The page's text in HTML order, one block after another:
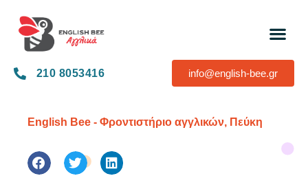
210 8053416 info@english-bee.gr
English Bee - Φροντιστήριο αγγλικών, Πεύκη